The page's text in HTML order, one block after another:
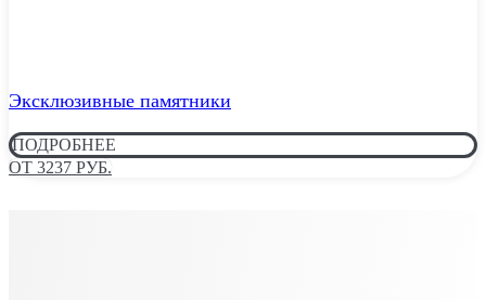
Эксклюзивные памятники
ПОДРОБНЕЕ
ОТ 3237 РУБ.